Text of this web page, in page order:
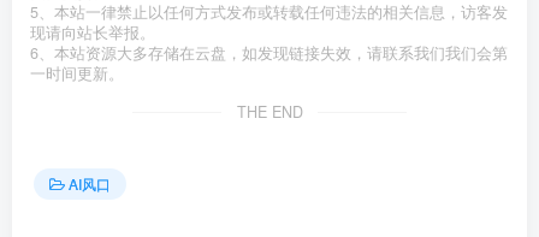
5、本站一律禁止以任何方式发布或转载任何违法的相关信息，访客发
现请向站长举报。
6、本站资源大多存储在云盘，如发现链接失效，请联系我们我们会第
一时间更新。
THE END
AI风口